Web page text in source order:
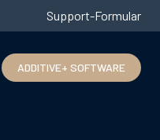
Support-Formular
ADDITIVE+ SOFTWARE